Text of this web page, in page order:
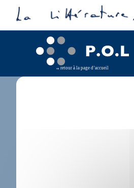
retour à la page d’accueil